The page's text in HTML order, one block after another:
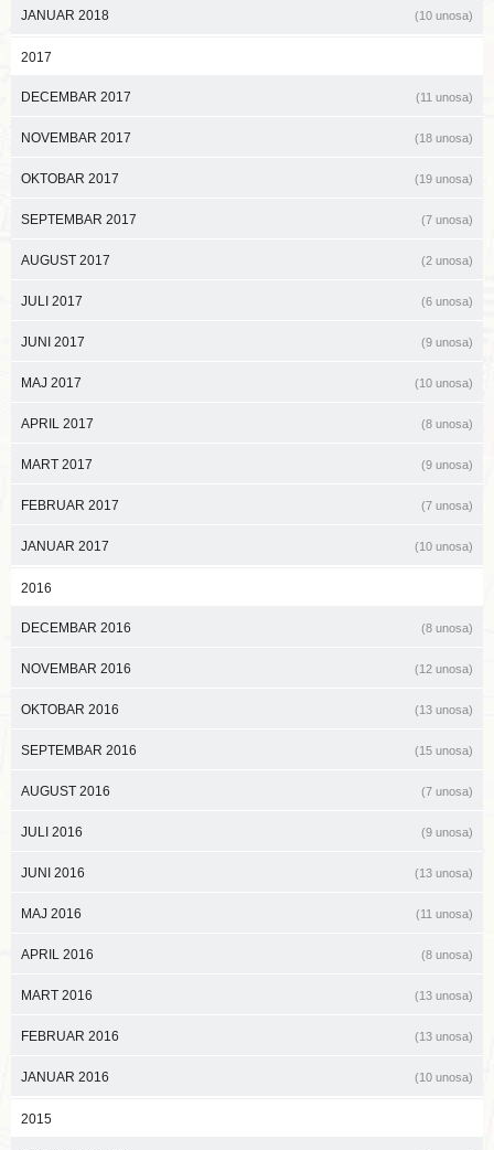
JANUAR 2018 (10 unosa)
2017
DECEMBAR 2017 (11 unosa)
NOVEMBAR 2017 (18 unosa)
OKTOBAR 2017 (19 unosa)
SEPTEMBAR 2017 (7 unosa)
AUGUST 2017 (2 unosa)
JULI 2017 (6 unosa)
JUNI 2017 (9 unosa)
MAJ 2017 (10 unosa)
APRIL 2017 (8 unosa)
MART 2017 (9 unosa)
FEBRUAR 2017 (7 unosa)
JANUAR 2017 (10 unosa)
2016
DECEMBAR 2016 (8 unosa)
NOVEMBAR 2016 (12 unosa)
OKTOBAR 2016 (13 unosa)
SEPTEMBAR 2016 (15 unosa)
AUGUST 2016 (7 unosa)
JULI 2016 (9 unosa)
JUNI 2016 (13 unosa)
MAJ 2016 (11 unosa)
APRIL 2016 (8 unosa)
MART 2016 (13 unosa)
FEBRUAR 2016 (13 unosa)
JANUAR 2016 (10 unosa)
2015